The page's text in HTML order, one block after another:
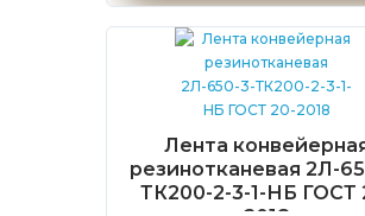
Лента
резинотканевая 2Л-
ТК200-2-3-1-НБ ГОСТ